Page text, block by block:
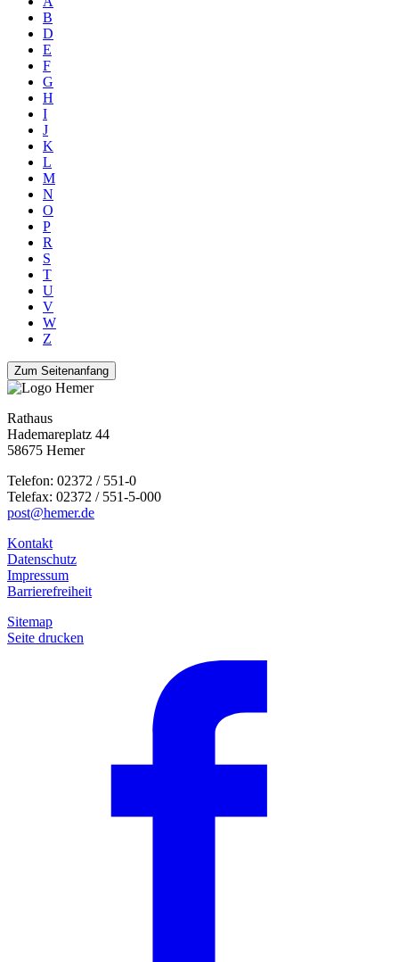
B
D
E
F
G
H
I
J
K
L
M
N
O
P
R
S
T
U
V
W
Z
Zum Seitenanfang
Rathaus
Hademareplatz 44
58675 Hemer
Telefon: 02372 / 551-0
Telefax: 02372 / 551-5-000
post@hemer.de
Kontakt
Datenschutz
Impressum
Barrierefreiheit
Sitemap
Seite drucken